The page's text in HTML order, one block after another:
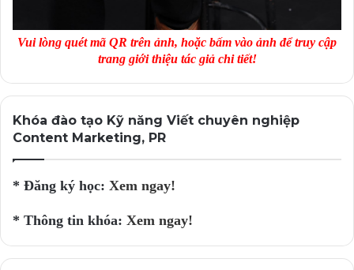
Mỗi khi viết lách, hãy luôn nhớ tới những chú kiến lợi
hại trong truyện ngụ ngôn “kiến đốt voi” thuở nào. Đặt
bút, là để “vẽ kiến”, chứ không phải “vẽ voi”!
Tác giả: Trung Hiếu – vietchuyennghiep.vn
Vui lòng quét mã QR trên ảnh, hoặc bấm vào ảnh để truy cập
trang giới thiệu tác giả chi tiết!
Khóa đào tạo Kỹ năng Viết chuyên nghiệp
Content Marketing, PR
* Đăng ký học: Xem ngay!
* Thông tin khóa: Xem ngay!